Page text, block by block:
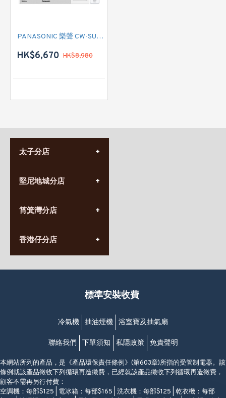
PANASONIC 樂聲 CW-SU120AA 匹半 變頻式淨冷窗口式冷氣機 (附遙控)
HK$6,670 HK$8,980
太子分店
營業時間:
九龍太子太子道西141號
堅尼地城分店
營業時間:
香港堅尼地城卑路乍街
(堅尼地城地鐵站B出口)
筲箕灣分店
營業時間:
(10:00am-20:30pm)
香港仔分店
營業時間:
香港香港仔成都道20-28號
(黃竹坑地鐵站轉4M專線小巴)
標準安裝收費
冷氣機 抽油煙機 浴室寶及抽氣扇
聯絡我們 下單須知 私隱政策 免責聲明
本網站所列的產品，是《產品環保責任條例》(第603章)所指的受管制電器。該
條例就該產品徵收下列循環再造徵費，已經就該產品徵收下列循環再造徵費，
顧客不需再另行付費：
空調機：每部$125 | 電冰箱：每部$165 | 洗衣機：每部$125 | 乾衣機：每部